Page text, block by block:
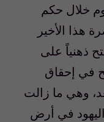
خلال حكم
هذا الأخير
ذهنياً على
في إحقاق
وهي ما زالت
في أرض